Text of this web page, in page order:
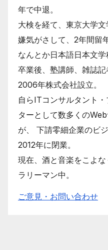
年で中退。
大検を経て、東京大学
嫌気がさして、2年間留年
なんとか日本語日本文学
卒業後、塾講師、雑誌記
2006年株式会社設立。
自らITコンサルタント
ターとして数多くの
が、 下請零細企業のビ
2012年に閉業。
現在、酒と音楽をこよ
ラリーマン中。
ご意見・お問い合わせ